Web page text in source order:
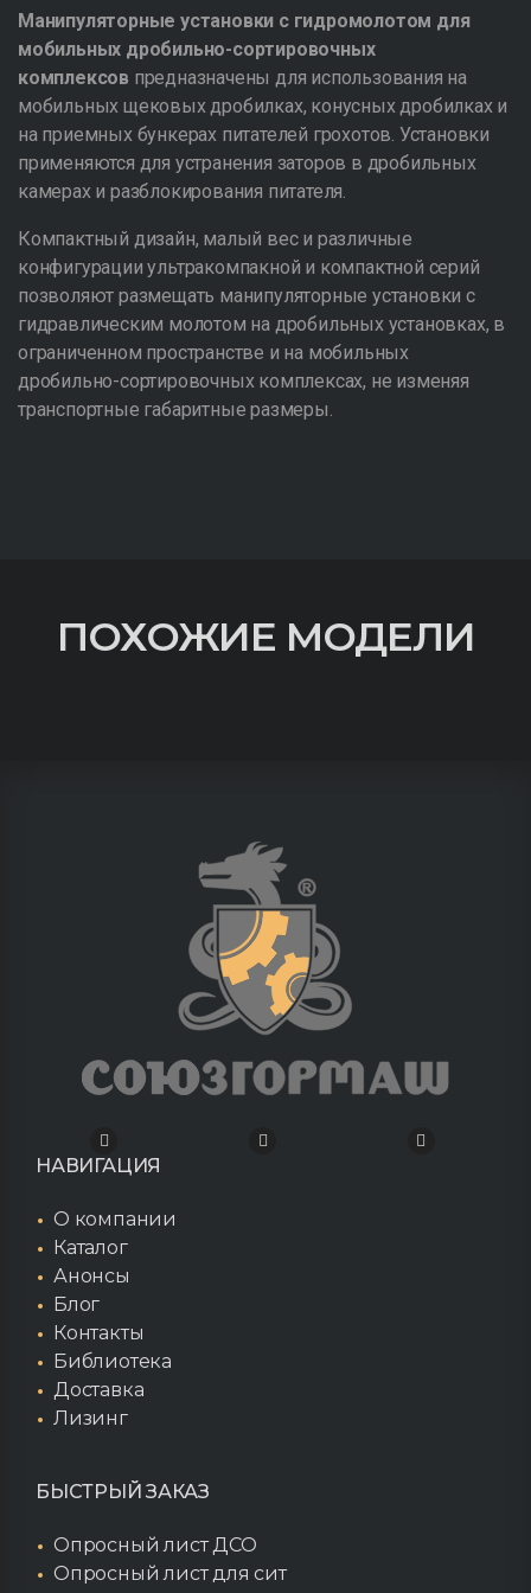
Манипуляторные установки с гидромолотом для
мобильных дробильно-сортировочных
комплексов предназначены для использования на
мобильных щековых дробилках, конусных дробилках и
на приемных бункерах питателей грохотов. Установки
применяются для устранения заторов в дробильных
камерах и разблокирования питателя.
Компактный дизайн, малый вес и различные
конфигурации ультракомпакной и компактной серий
позволяют размещать манипуляторные установки с
гидравлическим молотом на дробильных установках, в
ограниченном пространстве и на мобильных
дробильно-сортировочных комплексах, не изменяя
транспортные габаритные размеры.
ПОХОЖИЕ МОДЕЛИ
НАВИГАЦИЯ
О компании
Каталог
Анонсы
Блог
Контакты
Библиотека
Доставка
Лизинг
БЫСТРЫЙ ЗАКАЗ
Опросный лист ДСО
Опросный лист для сит